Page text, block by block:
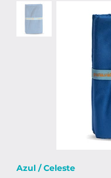
Azul / Celeste